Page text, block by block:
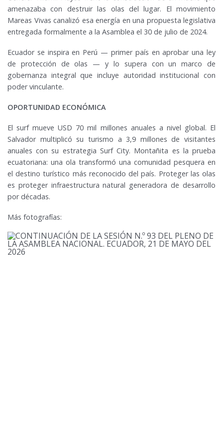
amenazaba con destruir las olas del lugar. El movimiento
Mareas Vivas canalizó esa energía en una propuesta legislativa
entregada formalmente a la Asamblea el 30 de julio de 2024.
Ecuador se inspira en Perú — primer país en aprobar una ley
de protección de olas — y lo supera con un marco de
gobernanza integral que incluye autoridad institucional con
poder vinculante.
OPORTUNIDAD ECONÓMICA
El surf mueve USD 70 mil millones anuales a nivel global. El
Salvador multiplicó su turismo a 3,9 millones de visitantes
anuales con su estrategia Surf City. Montañita es la prueba
ecuatoriana: una ola transformó una comunidad pesquera en
el destino turístico más reconocido del país. Proteger las olas
es proteger infraestructura natural generadora de desarrollo
por décadas.
Más fotografías: